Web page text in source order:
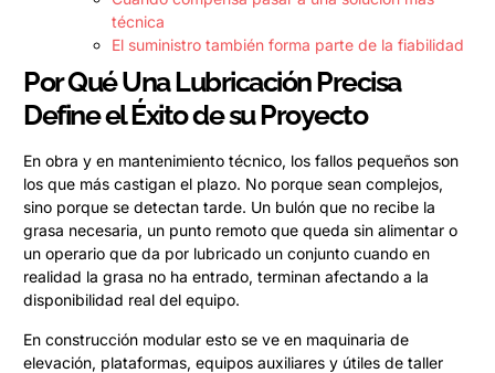
técnica
El suministro también forma parte de la fiabilidad
Por Qué Una Lubricación Precisa
Define el Éxito de su Proyecto
En obra y en mantenimiento técnico, los fallos pequeños son
los que más castigan el plazo. No porque sean complejos,
sino porque se detectan tarde. Un bulón que no recibe la
grasa necesaria, un punto remoto que queda sin alimentar o
un operario que da por lubricado un conjunto cuando en
realidad la grasa no ha entrado, terminan afectando a la
disponibilidad real del equipo.
En construcción modular esto se ve en maquinaria de
elevación, plataformas, equipos auxiliares y útiles de taller